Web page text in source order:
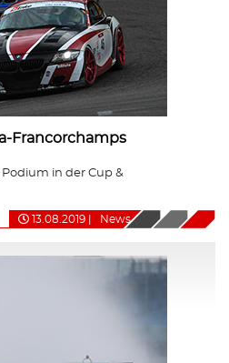
Francorchamps
in der Cup &
13.08.2019 News